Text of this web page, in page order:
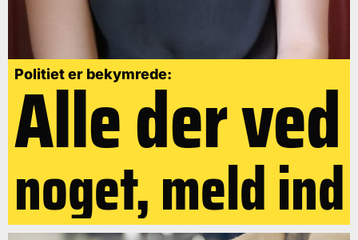
Politiet er bekymrede:
Alle der ved
noget, meld ind